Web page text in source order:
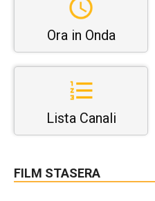
Ora in Onda
Lista Canali
FILM STASERA